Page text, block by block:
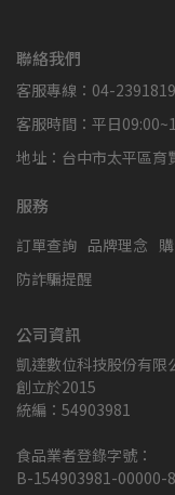
聯絡我們
客服專線：04-
客服時間：平日
地址：台中市太平區育
服務
訂單查詢 品牌理念
防詐騙提醒
公司資訊
凱達數位科技股份有限
創立於2015
統編：54903981
食品業者登錄字號：
B-154903981-00000-8